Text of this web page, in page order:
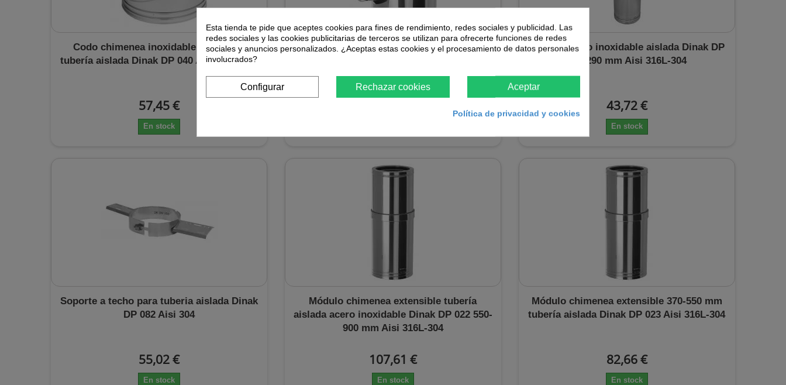
Codo chimenea inoxidable 45 grados
tubería aislada Dinak DP 040 Aisi 316L-304
57,45 €
En stock
Te chimenea acero inoxidable tubería
Tubería acero inoxidable aislada Dinak DP
025 290 mm Aisi 316L-304
43,72 €
En stock
Soporte a techo para tuberia aislada Dinak
DP 082 Aisi 304
55,02 €
En stock
Módulo chimenea extensible tubería
aislada acero inoxidable Dinak DP 022 550-
900 mm Aisi 316L-304
107,61 €
En stock
Módulo chimenea extensible 370-550 mm
tubería aislada Dinak DP 023 Aisi 316L-304
82,66 €
En stock
Esta tienda te pide que aceptes cookies para fines de rendimiento, redes sociales y publicidad. Las
redes sociales y las cookies publicitarias de terceros se utilizan para ofrecerte funciones de redes
sociales y anuncios personalizados. ¿Aceptas estas cookies y el procesamiento de datos personales
involucrados?
Aceptar
Rechazar cookies
Configurar
Política de privacidad y cookies